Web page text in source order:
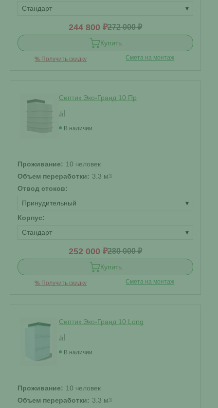
Стандарт
▾
244 800 ₽272 000 ₽
Купить
% Получить скидку Смета на монтаж
Септик Эко-Гранд 10 Пр
В наличии
Проживание: 10 человек
Объем переработки: 3.3 м3
Отвод стоков:
Принудительный
▾
Корпус:
Стандарт
▾
252 000 ₽280 000 ₽
Купить
% Получить скидку Смета на монтаж
Септик Эко-Гранд 10 Long
В наличии
Проживание: 10 человек
Объем переработки: 3.3 м3